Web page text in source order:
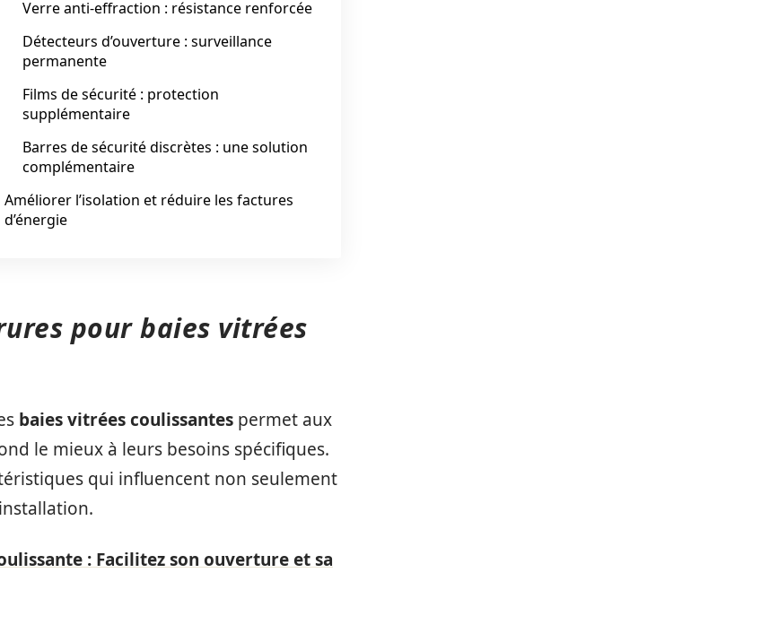
Verre anti-effraction : résistance renforcée
Détecteurs d’ouverture : surveillance
permanente
Films de sécurité : protection
supplémentaire
Barres de sécurité discrètes : une solution
complémentaire
Améliorer l’isolation et réduire les factures
d’énergie
pour baies vitrées
baies vitrées coulissantes permet aux
le mieux à leurs besoins spécifiques.
qui influencent non seulement
: Facilitez son ouverture et sa